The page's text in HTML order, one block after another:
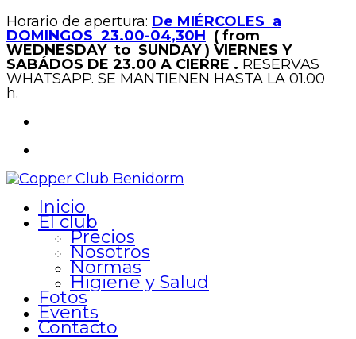
Horario de apertura: De MIÉRCOLES a
DOMINGOS 23.00-04,30H ( from
WEDNESDAY to SUNDAY ) VIERNES Y
SABÁDOS DE 23.00 A CIERRE . RESERVAS
WHATSAPP. SE MANTIENEN HASTA LA 01.00
h.
Inicio
El club
Precios
Nosotros
Normas
Higiene y Salud
Fotos
Events
Contacto